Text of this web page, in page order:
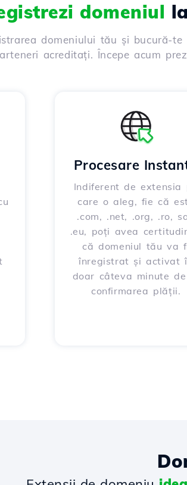
domeniul
domeniului tău și bucură-
acreditați. Începe acum
Procesare
Indiferent de extensia
care o aleg, fie că
.com, .net, .org, .ro,
.eu, poți avea
că domeniul tău va
înregistrat și activat
doar câteva minute
confirmarea plății.